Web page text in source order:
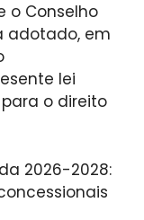
o Conselho
adotado, em
lei
o direito
2026-2028: